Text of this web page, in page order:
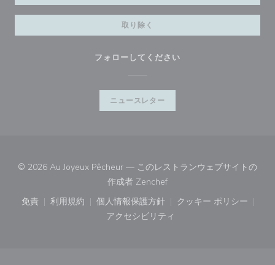
取り除く
フォローしてください
ニュースレター
© 2026 Au Joyeux Pêcheur — このレストランウェブサイトの
作成者 Zenchef((新しいウィンドウで開き
免責
((新しいウィンドウで開きます))
利用規約
((新しいウィンドウで開きます))
個人情報保護方針
((新しいウィンドウで開きます))
クッキー ポリシー
((新しいウィ
アクセシビリティ
((新しいウィンドウで開きます))